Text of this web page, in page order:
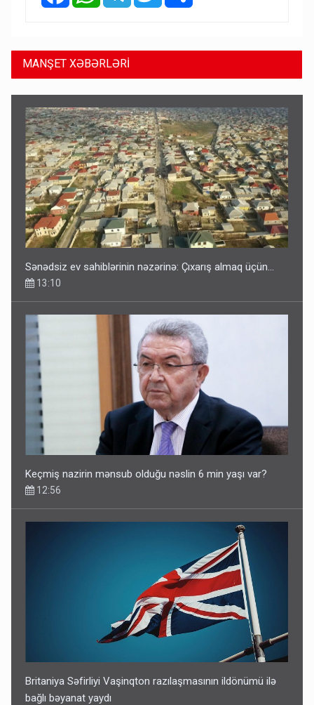
MANŞET XƏBƏRLƏRİ
Sənədsiz ev sahiblərinin nəzərinə: Çıxarış almaq üçün...
13:10
Keçmiş nazirin mənsub olduğu nəslin 6 min yaşı var?
12:56
Britaniya Səfirliyi Vaşinqton razılaşmasının ildönümü ilə
bağlı bəyanat yaydı